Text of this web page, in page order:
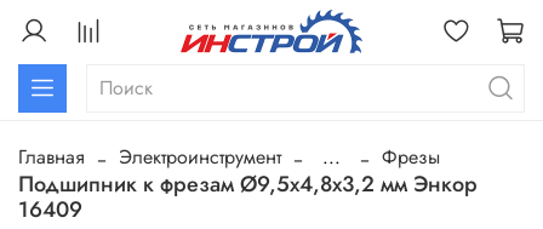
Главная Электроинструмент ... Фрезы
Подшипник к фрезам Ø9,5х4,8х3,2 мм Энкор
16409